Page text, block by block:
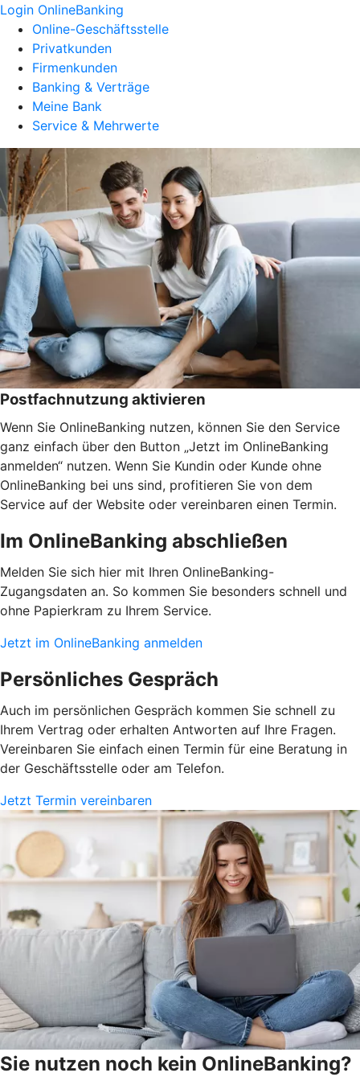
Login OnlineBanking
Online-Geschäftsstelle
Privatkunden
Firmenkunden
Banking & Verträge
Meine Bank
Service & Mehrwerte
Postfachnutzung aktivieren
Wenn Sie OnlineBanking nutzen, können Sie den Service
ganz einfach über den Button „Jetzt im OnlineBanking
anmelden“ nutzen. Wenn Sie Kundin oder Kunde ohne
OnlineBanking bei uns sind, profitieren Sie von dem
Service auf der Website oder vereinbaren einen Termin.
Im OnlineBanking abschließen
Melden Sie sich hier mit Ihren OnlineBanking-
Zugangsdaten an. So kommen Sie besonders schnell und
ohne Papierkram zu Ihrem Service.
Jetzt im OnlineBanking anmelden
Persönliches Gespräch
Auch im persönlichen Gespräch kommen Sie schnell zu
Ihrem Vertrag oder erhalten Antworten auf Ihre Fragen.
Vereinbaren Sie einfach einen Termin für eine Beratung in
der Geschäftsstelle oder am Telefon.
Jetzt Termin vereinbaren
Sie nutzen noch kein OnlineBanking?